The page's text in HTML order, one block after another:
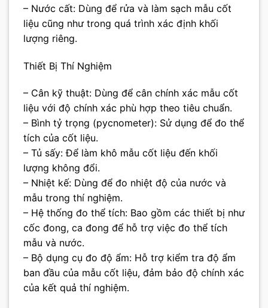
– Nước cất: Dùng để rửa và làm sạch mẫu cốt
liệu cũng như trong quá trình xác định khối
lượng riêng.
Thiết Bị Thí Nghiệm
– Cân kỹ thuật: Dùng để cân chính xác mẫu cốt
liệu với độ chính xác phù hợp theo tiêu chuẩn.
– Bình tỷ trọng (pycnometer): Sử dụng để đo thể
tích của cốt liệu.
– Tủ sấy: Để làm khô mẫu cốt liệu đến khối
lượng không đổi.
– Nhiệt kế: Dùng để đo nhiệt độ của nước và
mẫu trong thí nghiệm.
– Hệ thống đo thể tích: Bao gồm các thiết bị như
cốc đong, ca đong để hỗ trợ việc đo thể tích
mẫu và nước.
– Bộ dụng cụ đo độ ẩm: Hỗ trợ kiểm tra độ ẩm
ban đầu của mẫu cốt liệu, đảm bảo độ chính xác
của kết quả thí nghiệm.